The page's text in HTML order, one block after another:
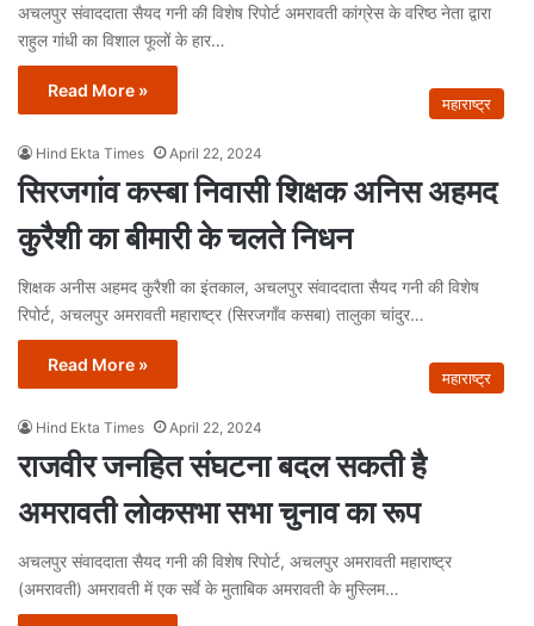
अचलपुर संवाददाता सैयद गनी की विशेष रिपोर्ट अमरावती कांग्रेस के वरिष्ठ नेता द्वारा
राहुल गांधी का विशाल फूलों के हार…
Read More »
महाराष्ट्र
Hind Ekta Times April 22, 2024
सिरजगांव कस्बा निवासी शिक्षक अनिस अहमद
कुरैशी का बीमारी के चलते निधन
शिक्षक अनीस अहमद कुरैशी का इंतकाल, अचलपुर संवाददाता सैयद गनी की विशेष
रिपोर्ट, अचलपुर अमरावती महाराष्ट्र (सिरजगाँव कसबा) तालुका चांदुर…
Read More »
महाराष्ट्र
Hind Ekta Times April 22, 2024
राजवीर जनहित संघटना बदल सकती है
अमरावती लोकसभा सभा चुनाव का रूप
अचलपुर संवाददाता सैयद गनी की विशेष रिपोर्ट, अचलपुर अमरावती महाराष्ट्र
(अमरावती) अमरावती में एक सर्वे के मुताबिक अमरावती के मुस्लिम…